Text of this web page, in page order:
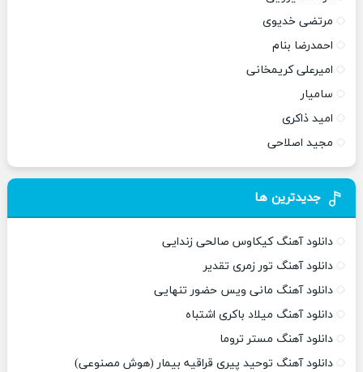
مرتضی خدیوی
احمدرضا بنام
امیرعلی کریمخانی
سامیار
امید ذاکری
مجید اصلاحی
جدیدترین ها
دانلود آهنگ کیکاوس صالحی زندایی
دانلود آهنگ تور زمری تقدیر
دانلود آهنگ مانی ویس حضور تنهایی
دانلود آهنگ میلاد باکری اشتباه
دانلود آهنگ مستر تروما
دانلود آهنگ توحید پیری قراقیه بیمار (هوش مصنوعی)